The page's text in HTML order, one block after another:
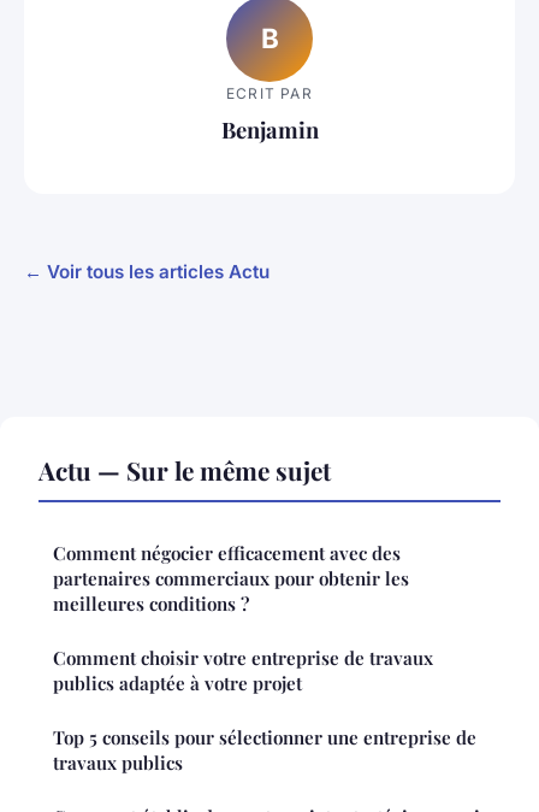
B
ECRIT PAR
Benjamin
← Voir tous les articles Actu
Actu — Sur le même sujet
Comment négocier efficacement avec des
partenaires commerciaux pour obtenir les
meilleures conditions ?
Comment choisir votre entreprise de travaux
publics adaptée à votre projet
Top 5 conseils pour sélectionner une entreprise de
travaux publics